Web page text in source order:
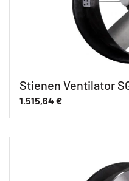
Stienen Ventilator
1.515,64 €